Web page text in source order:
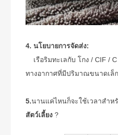
4. นโยบายการจัดส่ง:
เรือริมทะเลกับ โกง / CIF /
ทางอากาศที่มีปริมาณขนาดเล็
5.นานแค่ไหนก็จะใช้เวลาสำห
สัตว์เลี้ยง ?